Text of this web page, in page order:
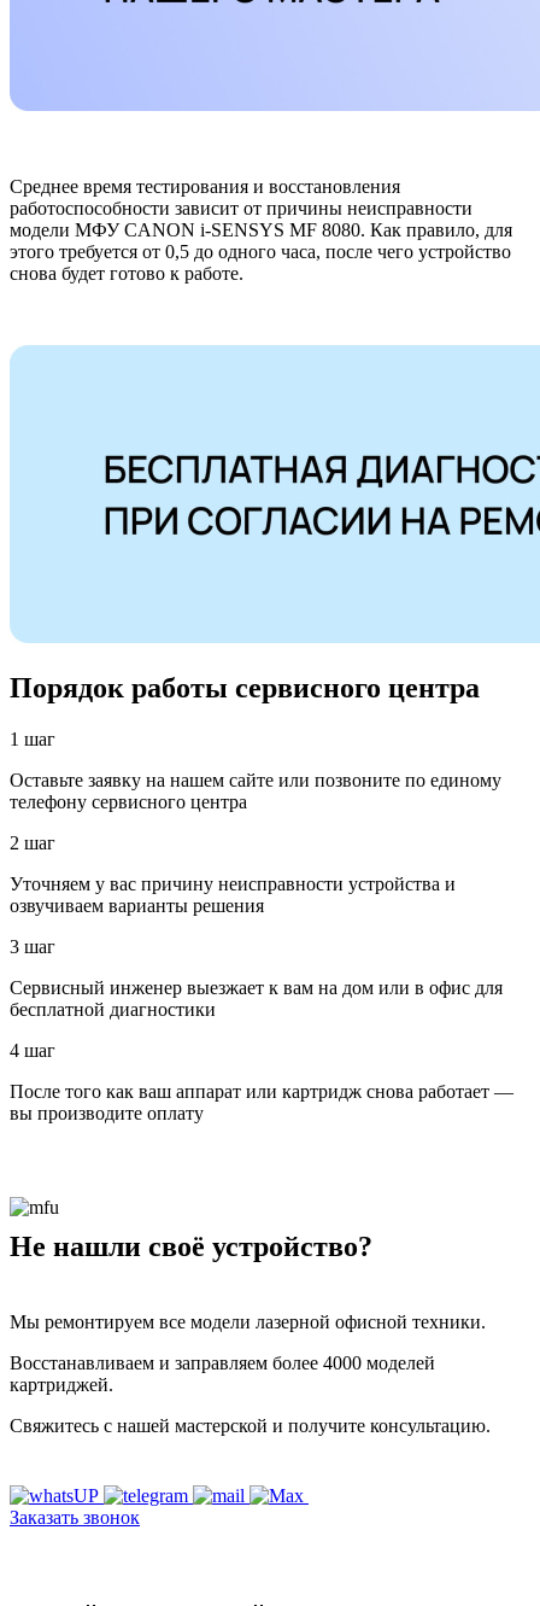
Среднее время тестирования и восстановления
работоспособности зависит от причины неисправности
модели МФУ CANON i-SENSYS MF 8080. Как правило, для
этого требуется от 0,5 до одного часа, после чего устройство
снова будет готово к работе.
Порядок работы сервисного центра
1 шаг
Оставьте заявку на нашем сайте или позвоните по единому
телефону сервисного центра
2 шаг
Уточняем у вас причину неисправности устройства и
озвучиваем варианты решения
3 шаг
Сервисный инженер выезжает к вам на дом или в офис для
бесплатной диагностики
4 шаг
После того как ваш аппарат или картридж снова работает —
вы производите оплату
Не нашли своё устройство?
Мы ремонтируем все модели лазерной офисной техники.
Восстанавливаем и заправляем более 4000 моделей
картриджей.
Свяжитесь с нашей мастерской и получите консультацию.
Заказать звонок